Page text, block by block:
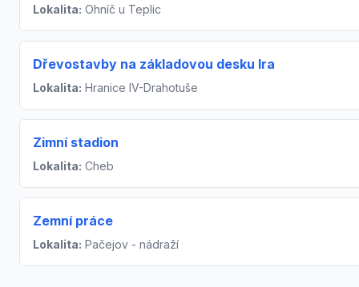
Lokalita: Ohníč u Teplic
Dřevostavby na základovou desku Ira
Lokalita: Hranice IV-Drahotuše
Zimní stadion
Lokalita: Cheb
Zemní práce
Lokalita: Pačejov - nádraží